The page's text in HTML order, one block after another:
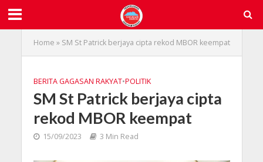
Home » SM St Patrick berjaya cipta rekod MBOR keempat
BERITA GAGASAN RAKYAT•POLITIK
SM St Patrick berjaya cipta
rekod MBOR keempat
15/09/2023 3 Min Read